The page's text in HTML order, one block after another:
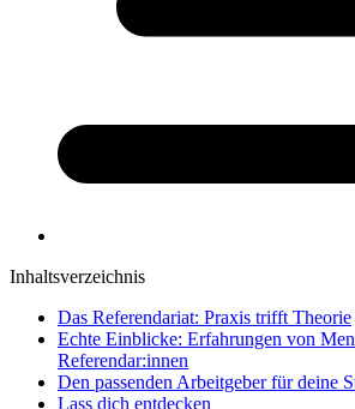
Inhaltsverzeichnis
Das Referendariat: Praxis trifft Theorie
Echte Einblicke: Erfahrungen von
Referendar:innen
Den passenden Arbeitgeber für deine
Lass dich entdecken